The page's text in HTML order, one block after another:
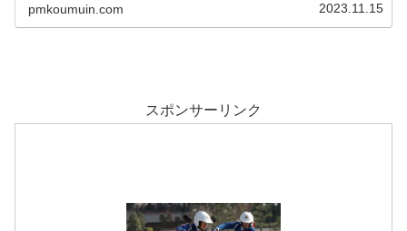
pmkoumuin.com 2023.11.15
スポンサーリンク